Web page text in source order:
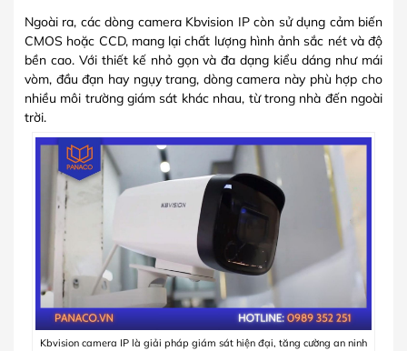
Ngoài ra, các dòng camera Kbvision IP còn sử dụng cảm biến
CMOS hoặc CCD, mang lại chất lượng hình ảnh sắc nét và độ
bền cao. Với thiết kế nhỏ gọn và đa dạng kiểu dáng như mái
vòm, đầu đạn hay ngụy trang, dòng camera này phù hợp cho
nhiều môi trường giám sát khác nhau, từ trong nhà đến ngoài
trời.
Kbvision camera IP là giải pháp giám sát hiện đại, tăng cường an ninh